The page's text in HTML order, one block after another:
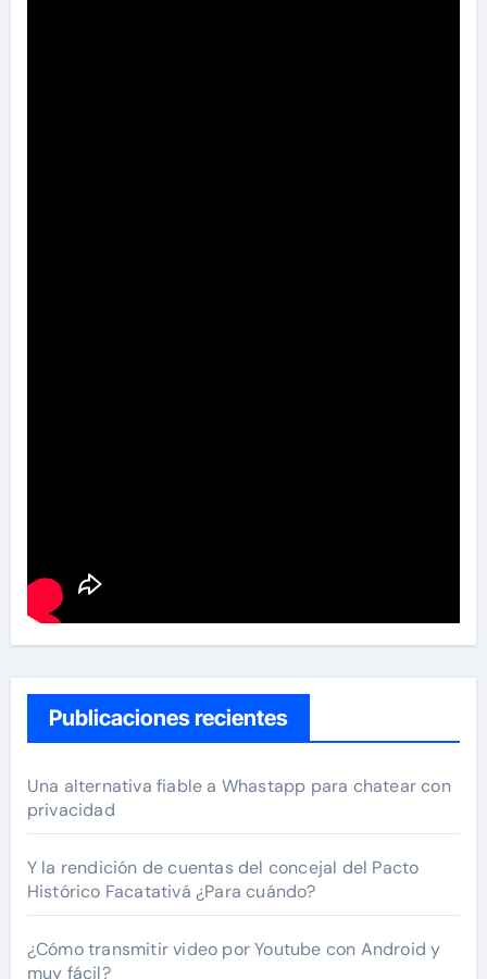
Publicaciones recientes
Una alternativa fiable a Whastapp para chatear con
privacidad
Y la rendición de cuentas del concejal del Pacto
Histórico Facatativá ¿Para cuándo?
¿Cómo transmitir video por Youtube con Android y
muy fácil?